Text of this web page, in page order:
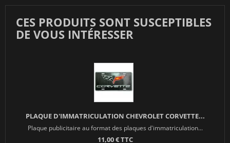
CES PRODUITS SONT SUSCEPTIBLES
DE VOUS INTÉRESSER
PLAQUE D'IMMATRICULATION CHEVROLET CORVETTE...
Plaque publicitaire au format des plaques d'immatriculation...
11,00 € TTC